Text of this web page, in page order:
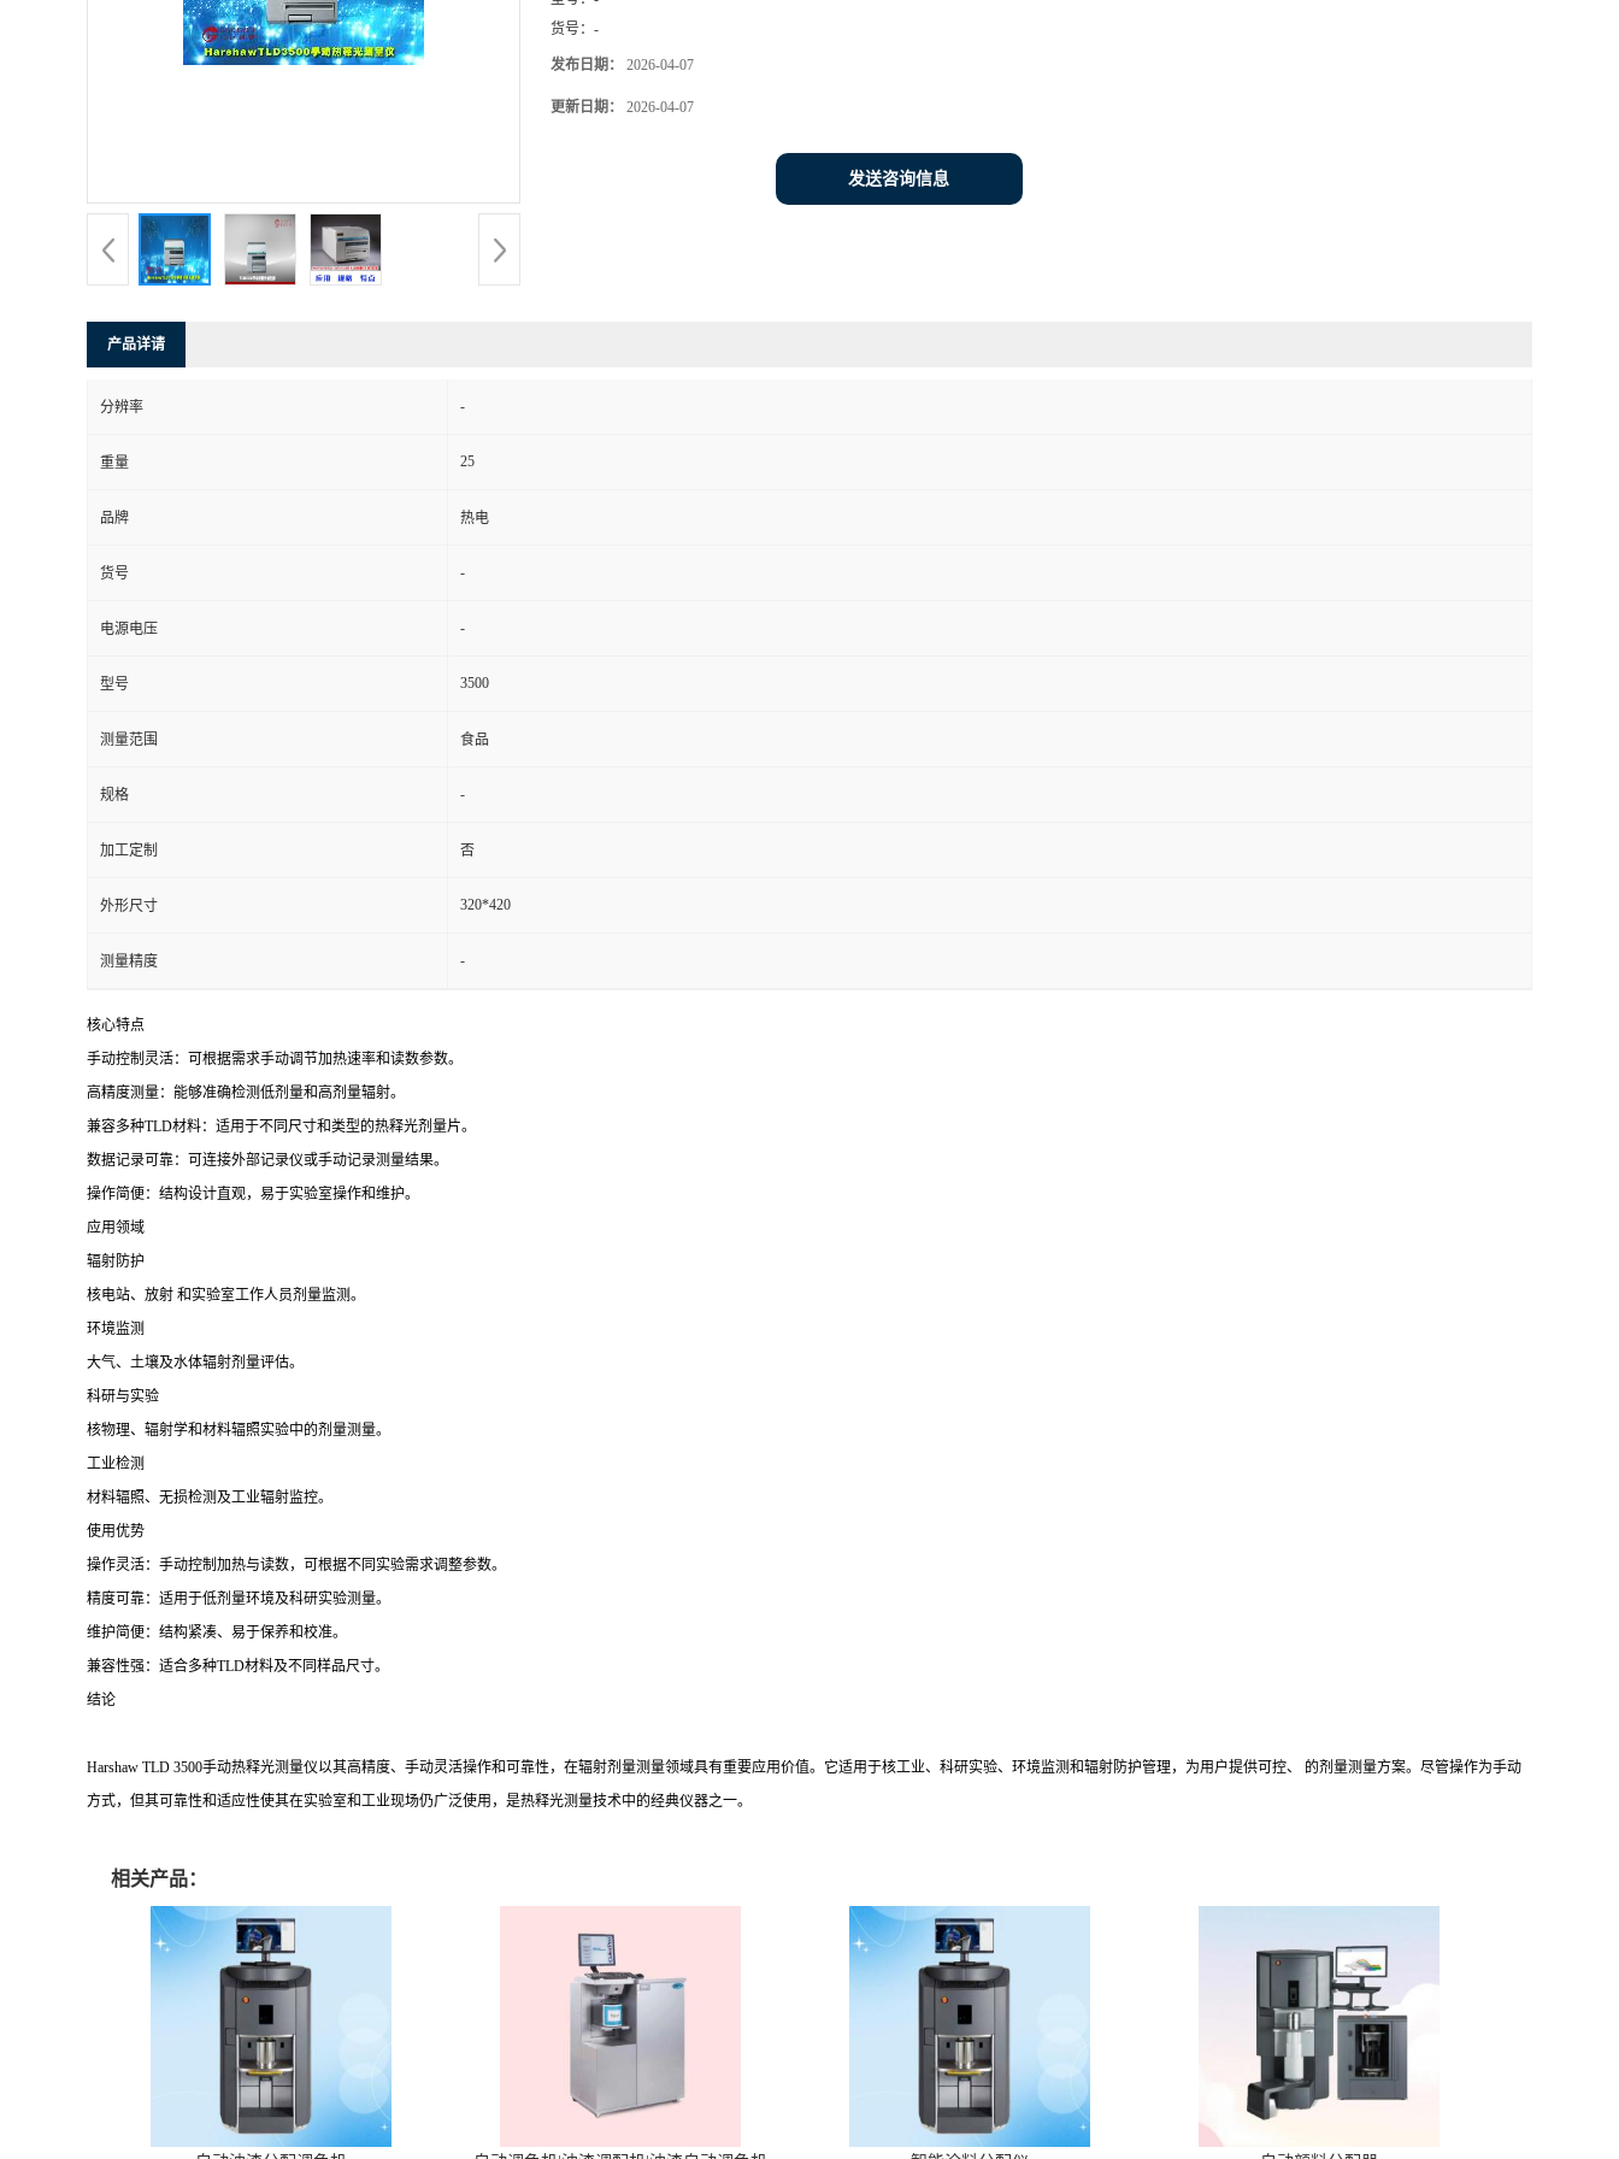
货号： -
发布日期： 2026-04-07
更新日期： 2026-04-07
发送咨询信息
产品详请
分辨率 -
重量 25
品牌 热电
货号 -
电源电压 -
型号 3500
测量范围 食品
规格 -
加工定制 否
外形尺寸 320*420
测量精度 -
核心特点
手动控制灵活：可根据需求手动调节加热速率和读数参数。
高精度测量：能够准确检测低剂量和高剂量辐射。
兼容多种TLD材料：适用于不同尺寸和类型的热释光剂量片。
数据记录可靠：可连接外部记录仪或手动记录测量结果。
操作简便：结构设计直观，易于实验室操作和维护。
应用领域
辐射防护
核电站、放射 和实验室工作人员剂量监测。
环境监测
大气、土壤及水体辐射剂量评估。
科研与实验
核物理、辐射学和材料辐照实验中的剂量测量。
工业检测
材料辐照、无损检测及工业辐射监控。
使用优势
操作灵活：手动控制加热与读数，可根据不同实验需求调整参数。
精度可靠：适用于低剂量环境及科研实验测量。
维护简便：结构紧凑、易于保养和校准。
兼容性强：适合多种TLD材料及不同样品尺寸。
结论
Harshaw TLD 3500手动热释光测量仪以其高精度、手动灵活操作和可靠性，在辐射剂量测量领域具有重要应用价值。它适用于核工业、科研实验、环境监测和辐射防护管理，为用户提供可控、 的剂量测量方案。尽管操作为手动
方式，但其可靠性和适应性使其在实验室和工业现场仍广泛使用，是热释光测量技术中的经典仪器之一。
相关产品：